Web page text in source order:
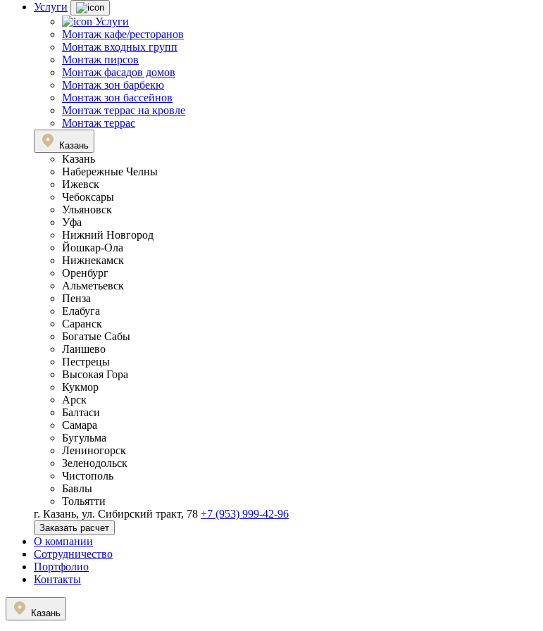
Услуги
Услуги
Монтаж кафе/ресторанов
Монтаж входных групп
Монтаж пирсов
Монтаж фасадов домов
Монтаж зон барбекю
Монтаж зон бассейнов
Монтаж террас на кровле
Монтаж террас
Казань
Казань
Набережные Челны
Ижевск
Чебоксары
Ульяновск
Уфа
Нижний Новгород
Йошкар-Ола
Нижнекамск
Оренбург
Альметьевск
Пенза
Елабуга
Саранск
Богатые Сабы
Лаишево
Пестрецы
Высокая Гора
Кукмор
Арск
Балтаси
Самара
Бугульма
Лениногорск
Зеленодольск
Чистополь
Бавлы
Тольятти
г. Казань, ул. Сибирский тракт, 78 +7 (953) 999-42-96
Заказать расчет
О компании
Сотрудничество
Портфолио
Контакты
Казань